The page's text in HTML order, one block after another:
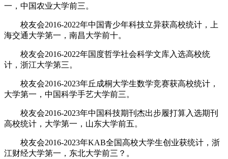
一，中国农业大学前三。
校友会2016-2022年中国青少年科技立异获高校统计，上
海交通大学第一，南昌大学前十。
校友会2016-2022年国度哲学社会科学文库入选高校统
计，浙江大学第三。
校友会2016-2023年丘成桐大学生数学竞赛获高校统计，
大学第一，中国科学手艺大学前三。
校友会2016-2023年中国科技期刊杰出步履打算入选期刊
高校统计，大学第一，山东大学前五。
校友会2016-2023年KAB全国高校大学生创业获统计，浙
江财经大学第一，东北大学前三？。